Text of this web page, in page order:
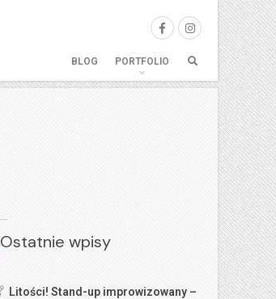
BLOG PORTFOLIO
Ostatnie wpisy
Litości! Stand-up improwizowany –